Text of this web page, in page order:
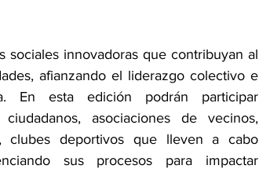
sociales innovadoras que contribuyan al
afianzando el liderazgo colectivo e
En esta edición podrán participar
asociaciones de vecinos,
clubes deportivos que lleven a cabo
sus procesos para impactar